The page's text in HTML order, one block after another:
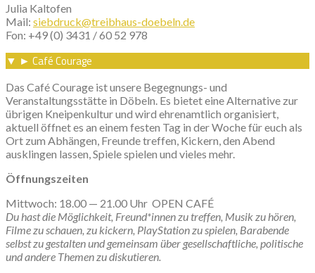
Julia Kaltofen
Mail: siebdruck@treibhaus-doebeln.de
Fon: +49 (0) 3431 / 60 52 978
▼ ► Café Courage
Das Café Courage ist unsere Begegnungs- und
Veranstaltungsstätte in Döbeln. Es bietet eine Alternative zur
übrigen Kneipenkultur und wird ehrenamtlich organisiert,
aktuell öffnet es an einem festen Tag in der Woche für euch als
Ort zum Abhängen, Freunde treffen, Kickern, den Abend
ausklingen lassen, Spiele spielen und vieles mehr.
Öffnungszeiten
Mittwoch: 18.00 — 21.00 Uhr OPEN CAFÉ
Du hast die Möglichkeit, Freund*innen zu treffen, Musik zu hören,
Filme zu schauen, zu kickern, PlayStation zu spielen, Barabende
selbst zu gestalten und gemeinsam über gesellschaftliche, politische
und andere Themen zu diskutieren.